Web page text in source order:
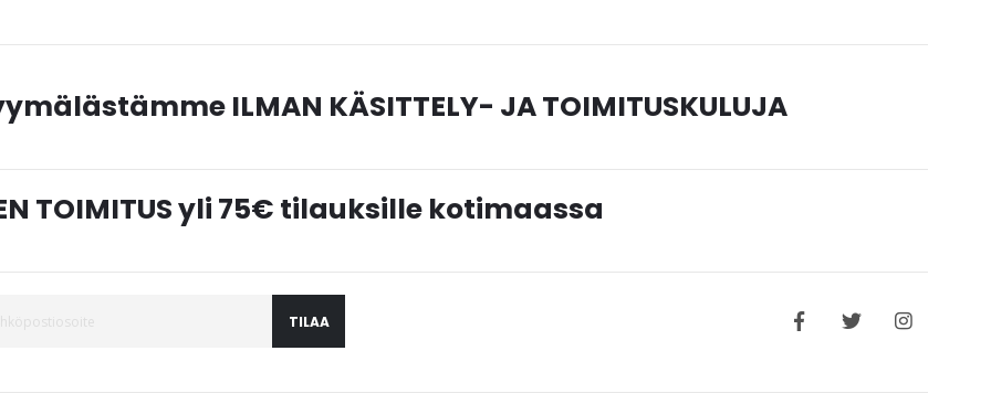
ILMAN KÄSITTELY- JA TOIMITUSKULUJA
TOIMITUS yli 75€ tilauksille kotimaassa
TILAA